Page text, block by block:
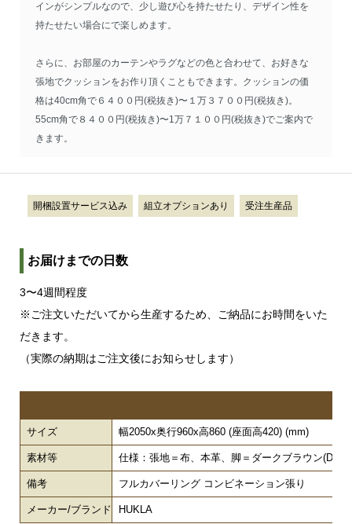
インがシンプルなので、少し遊び心を持たせたり、デザイン性を
持たせたい場合にで楽しめます。
さらに、お部屋のカーテンやラグなどの色と合わせて、お好きな
張地でクッションをお作り頂くこともできます。クッションの価
格は40cm角で６４００円(税抜き)〜１万３７００円(税抜き)。
55cm角で８４００円(税抜き)〜1万７１００円(税抜き)でご案内で
きます。
開梱設置サービス込み 組立オプションあり 受注生産品
お届けまでの日数
3〜4週間程度
※ご注文いただいてから生産するため、ご納品にお時間をいた
だきます。
（実際の納期はご注文後にお知らせします）
サイズ 幅2050x奥行960x高860 (座面高420) (mm)
素材等 仕様：張地＝布、本革、脚＝ダークブラウン(DB)
備考 フルカバーリング コンビネーション張り
メーカー/ブランド HUKLA